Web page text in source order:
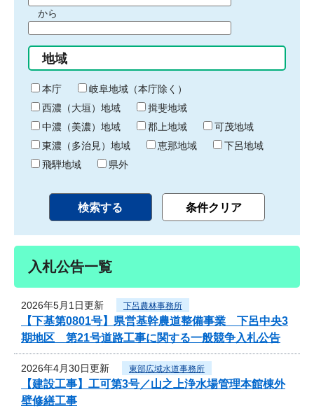
間
始
り
から
間
終
わ
り
地域
本庁
岐阜地域（本庁除く）
西濃（大垣）地域
揖斐地域
中濃（美濃）地域
郡上地域
可茂地域
東濃（多治見）地域
恵那地域
下呂地域
飛騨地域
県外
入札公告一覧
2026年5月1日更新 下呂農林事務所
【下基第0801号】県営基幹農道整備事業 下呂中央3
期地区 第21号道路工事に関する一般競争入札公告
2026年4月30日更新 東部広域水道事務所
【建設工事】工可第3号／山之上浄水場管理本館棟外
壁修繕工事